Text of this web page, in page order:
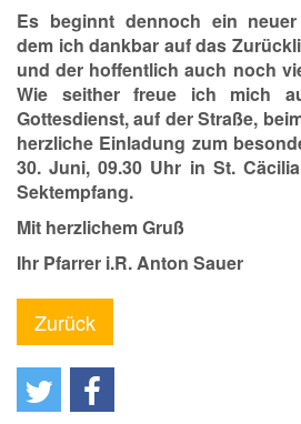
Es beginnt dennoch ein
dem ich dankbar auf das
und der hoffentlich auch noch
Wie seither freue ich mich
Gottesdienst, auf der Straße,
herzliche Einladung zum
30. Juni, 09.30 Uhr in St.
Sektempfang.
Mit herzlichem Gruß
Ihr Pfarrer i.R. Anton Sauer
Zurück